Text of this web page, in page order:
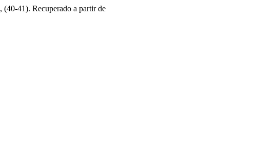
, (40-41). Recuperado a partir de